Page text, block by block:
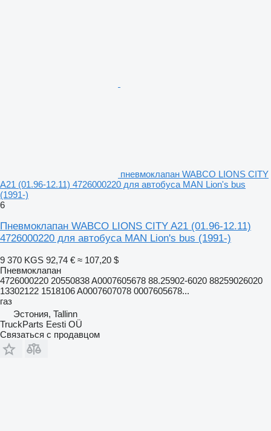
пневмоклапан WABCO LIONS CITY
A21 (01.96-12.11) 4726000220 для автобуса MAN Lion's bus
(1991-)
6
Пневмоклапан WABCO LIONS CITY A21 (01.96-12.11)
4726000220 для автобуса MAN Lion's bus (1991-)
9 370 KGS 92,74 € ≈ 107,20 $
Пневмоклапан
4726000220 20550838 A0007605678 88.25902-6020 88259026020
13302122 1518106 A0007607078 0007605678...
газ
Эстония, Tallinn
TruckParts Eesti OÜ
Связаться с продавцом